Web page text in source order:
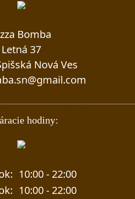
Bomba
Letná 37
Nová Ves
hodiny:
10:00 - 22:00
10:00 - 22:00